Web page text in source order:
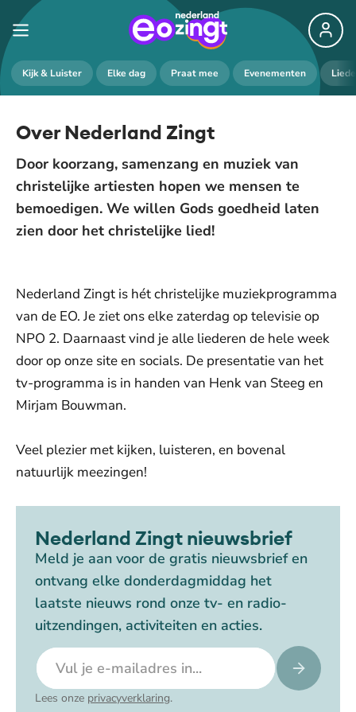
Kijk & Luister Elke dag Praat mee Evenementen
Over Nederland Zingt
Door koorzang, samenzang en muziek van
christelijke artiesten hopen we mensen te
bemoedigen. We willen Gods goedheid laten
zien door het christelijke lied!
Nederland Zingt is hét christelijke muziekprogramma
van de EO. Je ziet ons elke zaterdag op televisie op
NPO 2. Daarnaast vind je alle liederen de hele week
door op onze site en socials. De presentatie van het
tv-programma is in handen van Henk van Steeg en
Mirjam Bouwman.
Veel plezier met kijken, luisteren, en bovenal
natuurlijk meezingen!
Nederland Zingt nieuwsbrief
Meld je aan voor de gratis nieuwsbrief en
ontvang elke donderdagmiddag het
laatste nieuws rond onze tv- en radio-
uitzendingen, activiteiten en acties.
E-mailadres
Lees onze privacyverklaring.